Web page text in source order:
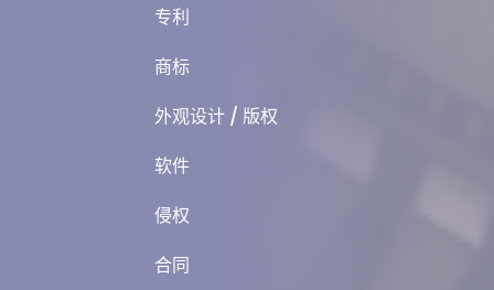
专利
商标
外观设计 / 版权
软件
侵权
合同